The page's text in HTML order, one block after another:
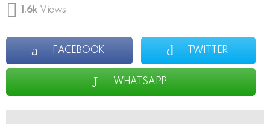
1.6k Views
FACEBOOK TWITTER
WHATSAPP